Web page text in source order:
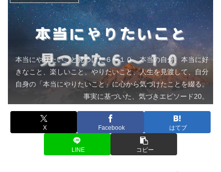
本当にやりたいこと見つけた６〜１０ 本当の自分、本当に好
きなこと、楽しいこと、やりたいこと、人生を見渡して、自分
自身の「本当にやりたいこと」に心から気づけたことを綴る。
事実に基づいた、気づきエピソード20。
X Facebook はてブ
LINE コピー